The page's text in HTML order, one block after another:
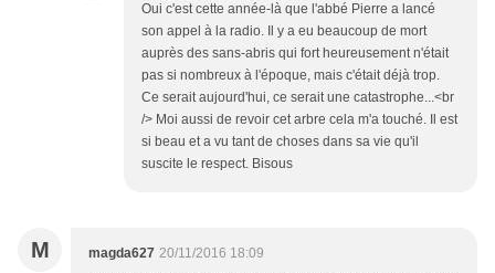
Oui c'est cette année-là que l'abbé Pierre a lancé
son appel à la radio. Il y a eu beaucoup de mort
auprès des sans-abris qui fort heureusement n'était
pas si nombreux à l'époque, mais c'était déjà trop.
Ce serait aujourd'hui, ce serait une catastrophe...<br
/> Moi aussi de revoir cet arbre cela m'a touché. Il est
si beau et a vu tant de choses dans sa vie qu'il
suscite le respect. Bisous
M magda627 20/11/2016 18:09